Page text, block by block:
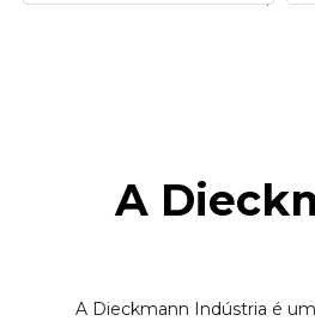
A
A Dieckmann Indústria é